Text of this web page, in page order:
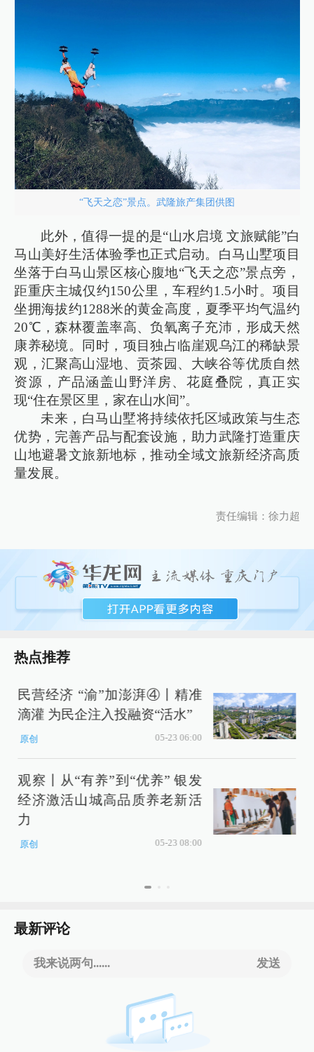
“飞天之恋”景点。武隆旅产集团供图
此外，值得一提的是“山水启境 文旅赋能”白
马山美好生活体验季也正式启动。白马山墅项目
坐落于白马山景区核心腹地“飞天之恋”景点旁，
距重庆主城仅约150公里，车程约1.5小时。项目
坐拥海拔约1288米的黄金高度，夏季平均气温约
20℃，森林覆盖率高、负氧离子充沛，形成天然
康养秘境。同时，项目独占临崖观乌江的稀缺景
观，汇聚高山湿地、贡茶园、大峡谷等优质自然
资源，产品涵盖山野洋房、花庭叠院，真正实
现“住在景区里，家在山水间”。
未来，白马山墅将持续依托区域政策与生态
优势，完善产品与配套设施，助力武隆打造重庆
山地避暑文旅新地标，推动全域文旅新经济高质
量发展。
责任编辑：徐力超
热点推荐
民营经济 “渝”加澎湃④丨精准
滴灌 为民企注入投融资“活水”
原创 05-23 06:00
观察丨从“有养”到“优养” 银发
经济激活山城高品质养老新活
力
原创 05-23 08:00
最新评论
我来说两句...... 发送